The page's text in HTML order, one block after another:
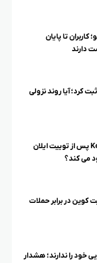
کاربران تا پایان
دارند
کرد؛ آیا روند نزولی
رشد میم کوین Kekius Maximus پس از توییت ایلان
کوین در برابر حملات
خود را ندارند؛ هشدار